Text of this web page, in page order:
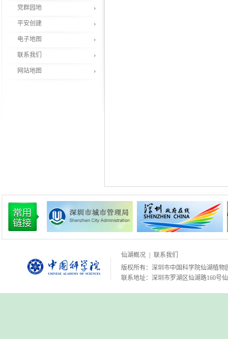
党群园地
平安创建
电子地图
联系我们
网站地图
仙湖概况
联系我们
版权所有：深圳市中国科学院仙湖植物
联系地址：深圳市罗湖区仙湖路160号